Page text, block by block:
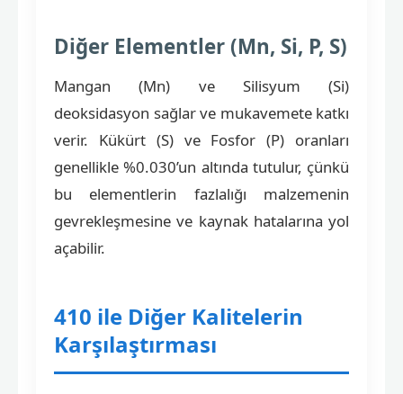
Diğer Elementler (Mn, Si, P, S)
Mangan (Mn) ve Silisyum (Si)
deoksidasyon sağlar ve mukavemete katkı
verir. Kükürt (S) ve Fosfor (P) oranları
genellikle %0.030’un altında tutulur, çünkü
bu elementlerin fazlalığı malzemenin
gevrekleşmesine ve kaynak hatalarına yol
açabilir.
410 ile Diğer Kalitelerin
Karşılaştırması